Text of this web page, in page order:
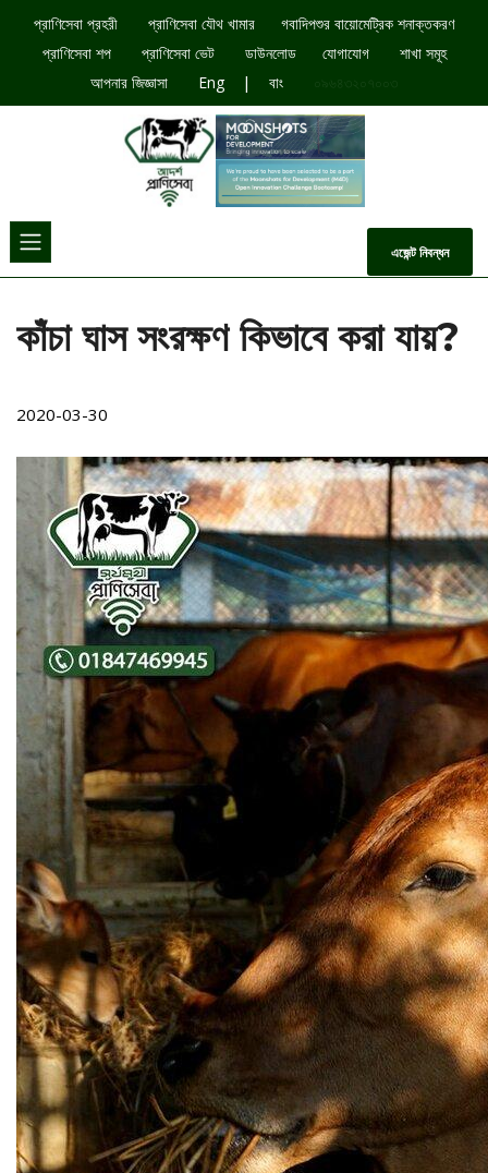
প্রাণিসেবা প্রহরী প্রাণিসেবা যৌথ খামার​
গবাদিপশুর বায়োমেট্রিক শনাক্তকরণ
প্রাণিসেবা শপ
প্রাণিসেবা ভেট ডাউনলোড​ যোগাযোগ
শাখা সমূহ
আপনার জিজ্ঞাসা
Eng | বাং
এজেন্ট নিবন্ধন
কাঁচা ঘাস সংরক্ষণ কিভাবে করা যায়?
2020-03-30